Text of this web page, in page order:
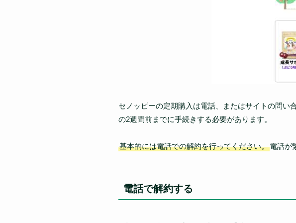
セノッピーの定期購入は電話、またはサイトの問い
の2週間前までに手続きする必要があります。
基本的には電話での解約を行ってください。電話が
電話で解約する